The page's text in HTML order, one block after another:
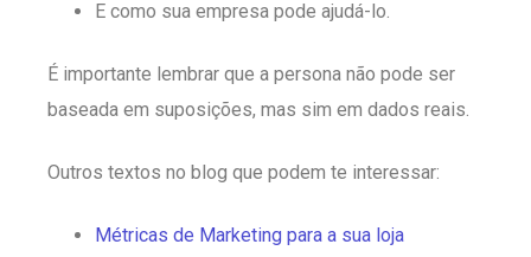
E como sua empresa pode ajudá-lo.
É importante lembrar que a persona não pode ser
baseada em suposições, mas sim em dados reais.
Outros textos no blog que podem te interessar:
Métricas de Marketing para a sua loja